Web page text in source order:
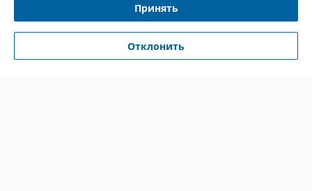
Сайт создан на платформе Deal.by
Принять
Отклонить